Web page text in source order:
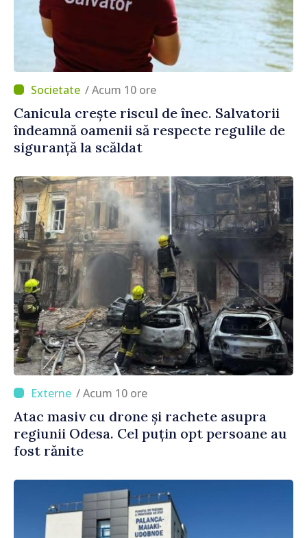
/ Acum 10 ore
Canicula crește riscul de înec. Salvatorii
îndeamnă oamenii să respecte regulile de
siguranță la scăldat
/ Acum 10 ore
Atac masiv cu drone și rachete asupra
regiunii Odesa. Cel puțin opt persoane au
fost rănite